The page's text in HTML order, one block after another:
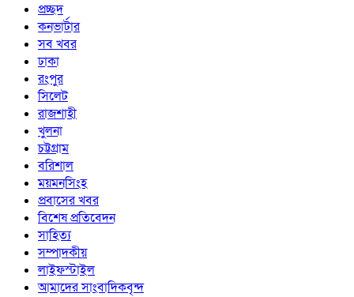
প্রচ্ছদ
কনভার্টার
সব খবর
ঢাকা
রংপুর
সিলেট
রাজশাহী
খুলনা
চট্টগ্রাম
বরিশাল
ময়মনসিংহ
প্রবাসের খবর
বিশেষ প্রতিবেদন
সাহিত্য
সম্পাদকীয়
লাইফস্টাইল
আমাদের সাংবাদিকবৃন্দ